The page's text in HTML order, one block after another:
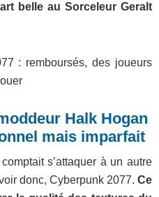
belle au Sorceleur Geralt
: remboursés, des joueurs
Halk Hogan
mais imparfait
s’attaquer à un autre
donc, Cyberpunk 2077. Ce